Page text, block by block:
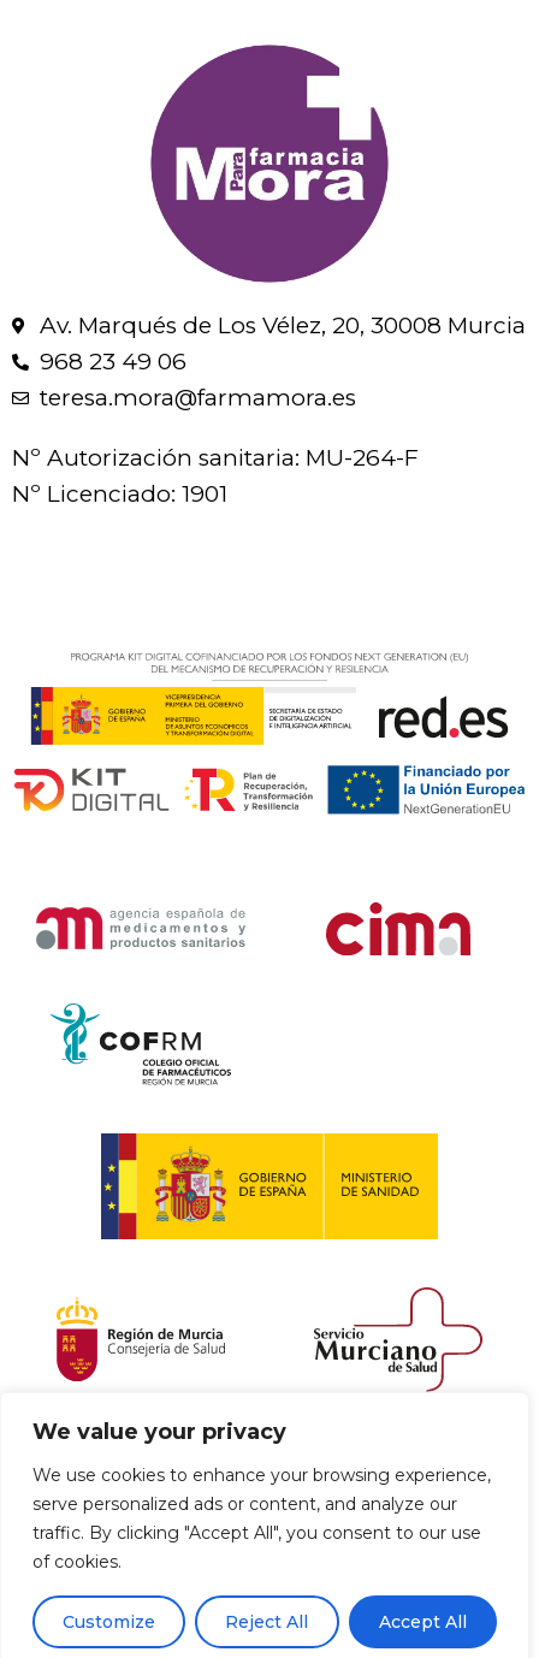
We value your privacy
We use cookies to enhance your browsing experience,
serve personalized ads or content, and analyze our
traffic. By clicking "Accept All", you consent to our use
of cookies.
Customize Reject All Accept All
Av. Marqués de Los Vélez, 20, 30008 Murcia
968 23 49 06
teresa.mora@farmamora.es
Nº Autorización sanitaria: MU-264-F
Nº Licenciado: 1901
Política de envío y devoluciones
Política de privacidad Uso de cookies
Declaración de Accesibilidad